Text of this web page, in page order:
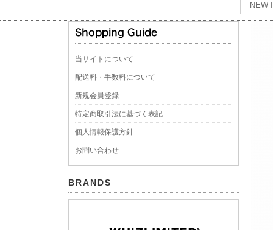
NEW
当サイトについて
配送料・手数料について
新規会員登録
特定商取引法に基づく表記
個人情報保護方針
お問い合わせ
BRANDS